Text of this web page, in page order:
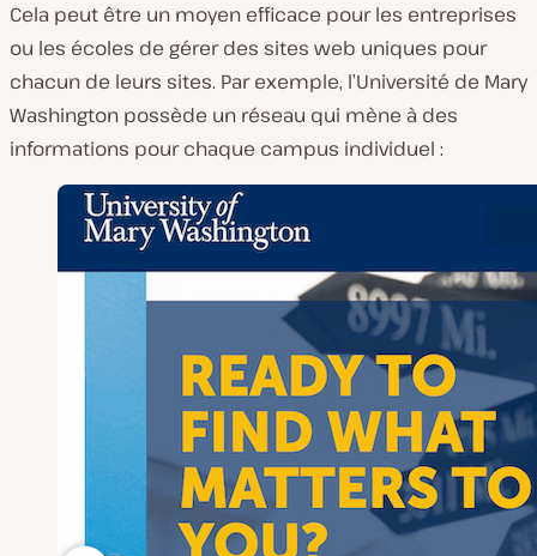
Cela peut être un moyen efficace pour les entreprises
ou les écoles de gérer des sites web uniques pour
chacun de leurs sites. Par exemple, l’Université de Mary
Washington possède un réseau qui mène à des
informations pour chaque campus individuel :